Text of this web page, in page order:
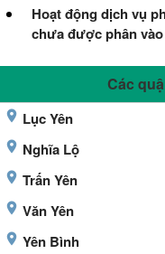
Hoạt động dịch vụ
chưa được phân
Các
Lục Yên
Nghĩa Lộ
Trấn Yên
Văn Yên
Yên Bình